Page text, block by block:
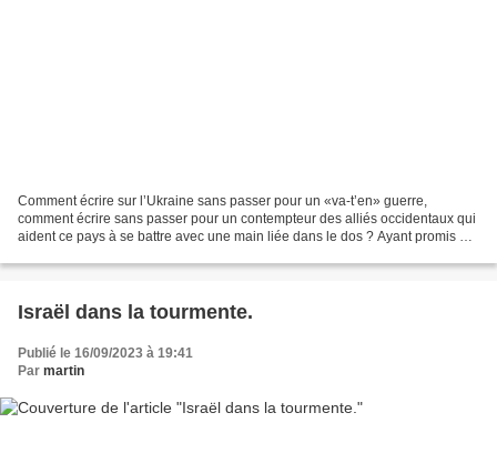
Comment écrire sur l’Ukraine sans passer pour un «va-t’en» guerre,
comment écrire sans passer pour un contempteur des alliés occidentaux qui
aident ce pays à se battre avec une main liée dans le dos ? Ayant promis de
Israël dans la tourmente.
Publié le 16/09/2023 à 19:41
Par martin